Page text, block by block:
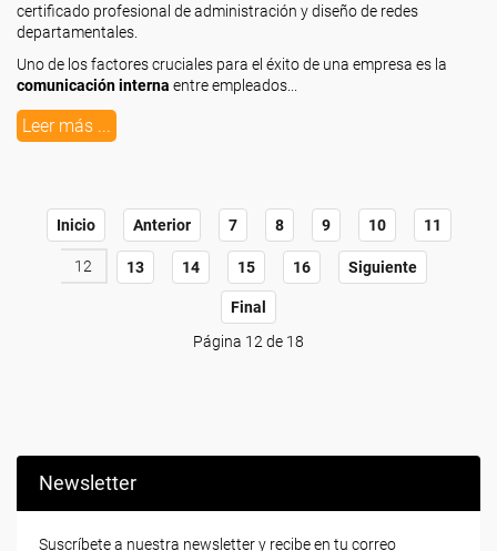
certificado profesional de administración y diseño de redes
departamentales.
Uno de los factores cruciales para el éxito de una empresa es la
comunicación interna entre empleados...
Leer más ...
Inicio Anterior 7 8 9 10 11
12 13 14 15 16 Siguiente
Final
Página 12 de 18
Newsletter
Suscríbete a nuestra newsletter y recibe en tu correo